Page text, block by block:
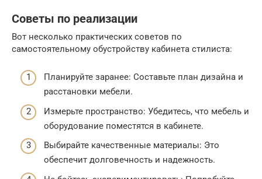
Советы по реализации
Вот несколько практических советов по
самостоятельному обустройству кабинета стилиста:
Планируйте заранее: Составьте план дизайна и
расстановки мебели.
Измерьте пространство: Убедитесь, что мебель и
оборудование поместятся в кабинете.
Выбирайте качественные материалы: Это
обеспечит долговечность и надежность.